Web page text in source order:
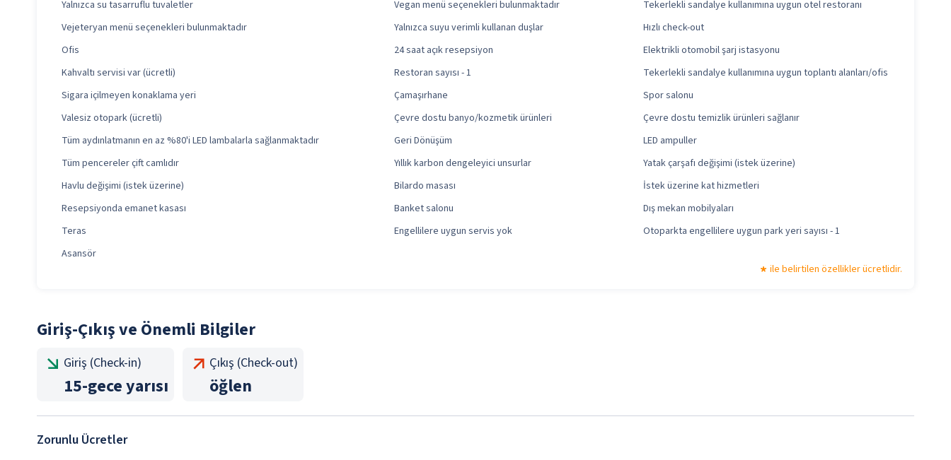
Yalnızca su tasarruflu tuvaletler
Vegan menü seçenekleri bulunmaktadır
Tekerlekli sandalye kullanımına uygun otel restoranı
Vejeteryan menü seçenekleri bulunmaktadır
Yalnızca suyu verimli kullanan duşlar
Hızlı check-out
Ofis
24 saat açık resepsiyon
Elektrikli otomobil şarj istasyonu
Kahvaltı servisi var (ücretli)
Restoran sayısı - 1
Tekerlekli sandalye kullanımına uygun toplantı alanları/ofis
Sigara içilmeyen konaklama yeri
Çamaşırhane
Spor salonu
Valesiz otopark (ücretli)
Çevre dostu banyo/kozmetik ürünleri
Çevre dostu temizlik ürünleri sağlanır
Tüm aydınlatmanın en az %80'i LED lambalarla sağlanmaktadır
Geri Dönüşüm
LED ampuller
Tüm pencereler çift camlıdır
Yıllık karbon dengeleyici unsurlar
Yatak çarşafı değişimi (istek üzerine)
Havlu değişimi (istek üzerine)
Bilardo masası
İstek üzerine kat hizmetleri
Resepsiyonda emanet kasası
Banket salonu
Dış mekan mobilyaları
Teras
Engellilere uygun servis yok
Otoparkta engellilere uygun park yeri sayısı - 1
Asansör
ile belirtilen özellikler ücretlidir.
Giriş-Çıkış ve Önemli Bilgiler
Giriş (Check-in)
15-gece yarısı
Çıkış (Check-out)
öğlen
Zorunlu Ücretler